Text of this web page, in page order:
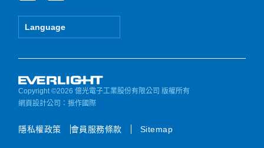
u
e
i
Language
Copyright ©2026 億光電子工業股份有限公司 版權所有
網頁設計公司 ：振作國際
隱私權政策 會員服務條款 Sitemap